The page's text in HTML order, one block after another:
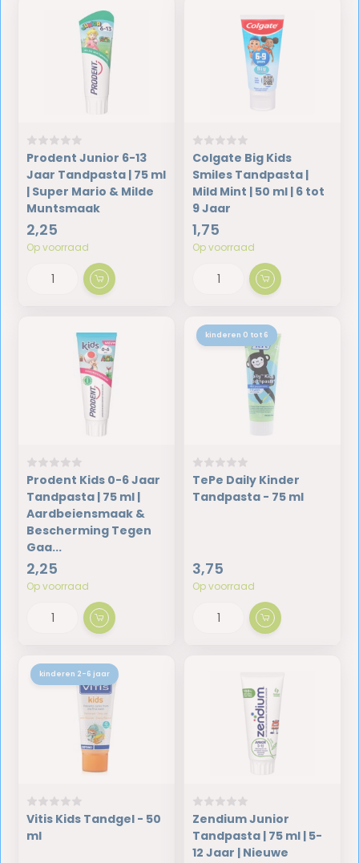
Prodent Junior 6-13
Jaar Tandpasta | 75 ml
| Super Mario & Milde
Muntsmaak
2,25
Op voorraad
Colgate Big Kids
Smiles Tandpasta |
Mild Mint | 50 ml | 6 tot
9 Jaar
1,75
Op voorraad
Prodent Kids 0-6 Jaar
Tandpasta | 75 ml |
Aardbeiensmaak &
Bescherming Tegen
Gaa...
2,25
Op voorraad
kinderen 0 tot 6
TePe Daily Kinder
Tandpasta - 75 ml
3,75
Op voorraad
kinderen 2-6 jaar
Vitis Kids Tandgel - 50
ml
Zendium Junior
Tandpasta | 75 ml | 5-
12 Jaar | Nieuwe